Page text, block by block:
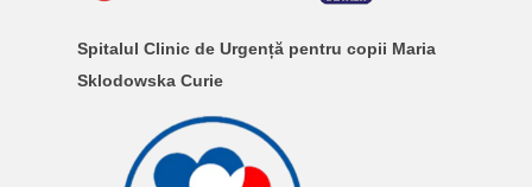
Spitalul Clinic de Urgență pentru copii Maria
Sklodowska Curie